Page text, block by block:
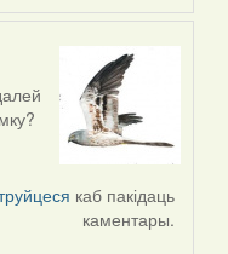
каб пакідаць
каментары.